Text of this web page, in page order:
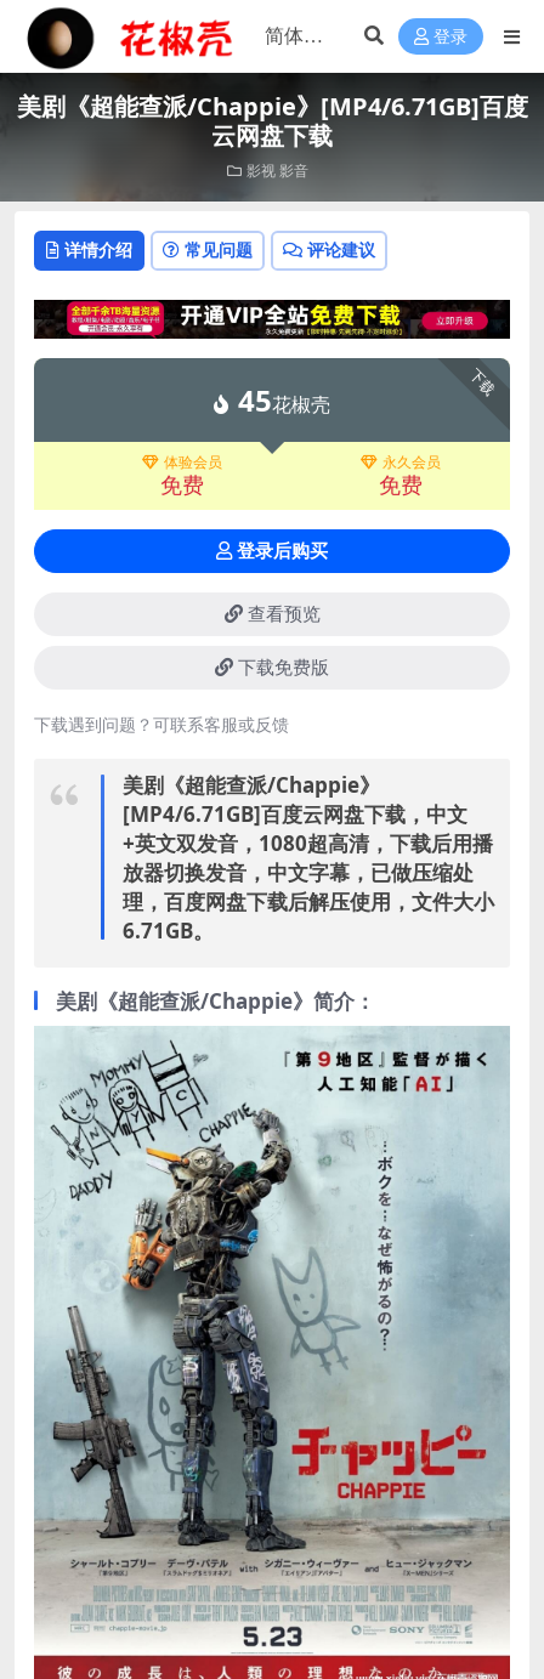
登录
美剧《超能查派/Chappie》[MP4/6.71GB]百度
云网盘下载
影视 影音
详情介绍 常见问题 评论建议
下载
45花椒壳
体验会员
免费
永久会员
免费
登录后购买
查看预览
下载免费版
下载遇到问题？可联系客服或反馈
美剧《超能查派/Chappie》
[MP4/6.71GB]百度云网盘下载，中文
+英文双发音，1080超高清，下载后用播
放器切换发音，中文字幕，已做压缩处
理，百度网盘下载后解压使用，文件大小
6.71GB。
美剧《超能查派/Chappie》简介：